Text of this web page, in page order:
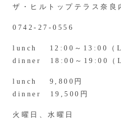
ザ・ヒルトップテラス奈良
0742-27-0556
lunch 12:00～13:00（
dinner 18:00～19:00（
lunch 9,800円
dinner 19,500円
火曜日、水曜日